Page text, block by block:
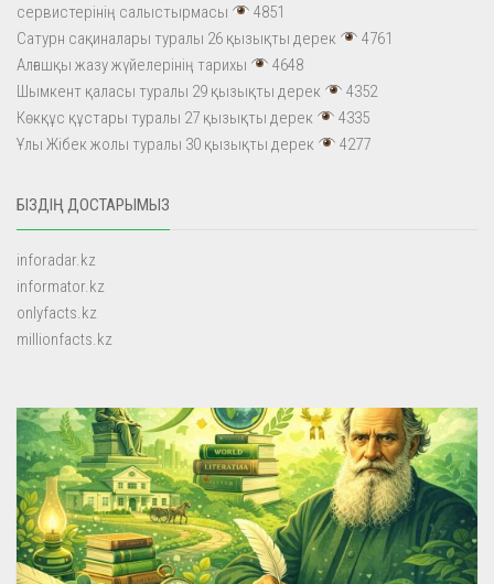
сервистерінің салыстырмасы
4851
Сатурн сақиналары туралы 26 қызықты дерек
4761
Алғашқы жазу жүйелерінің тарихы
4648
Шымкент қаласы туралы 29 қызықты дерек
4352
Көкқұс құстары туралы 27 қызықты дерек
4335
Ұлы Жібек жолы туралы 30 қызықты дерек
4277
БІЗДІҢ ДОСТАРЫМЫЗ
inforadar.kz
informator.kz
onlyfacts.kz
millionfacts.kz